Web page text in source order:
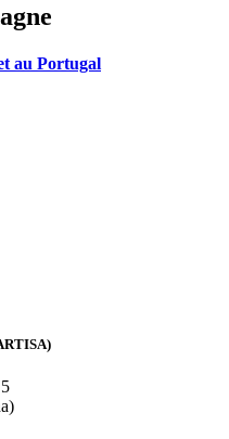
au Portugal